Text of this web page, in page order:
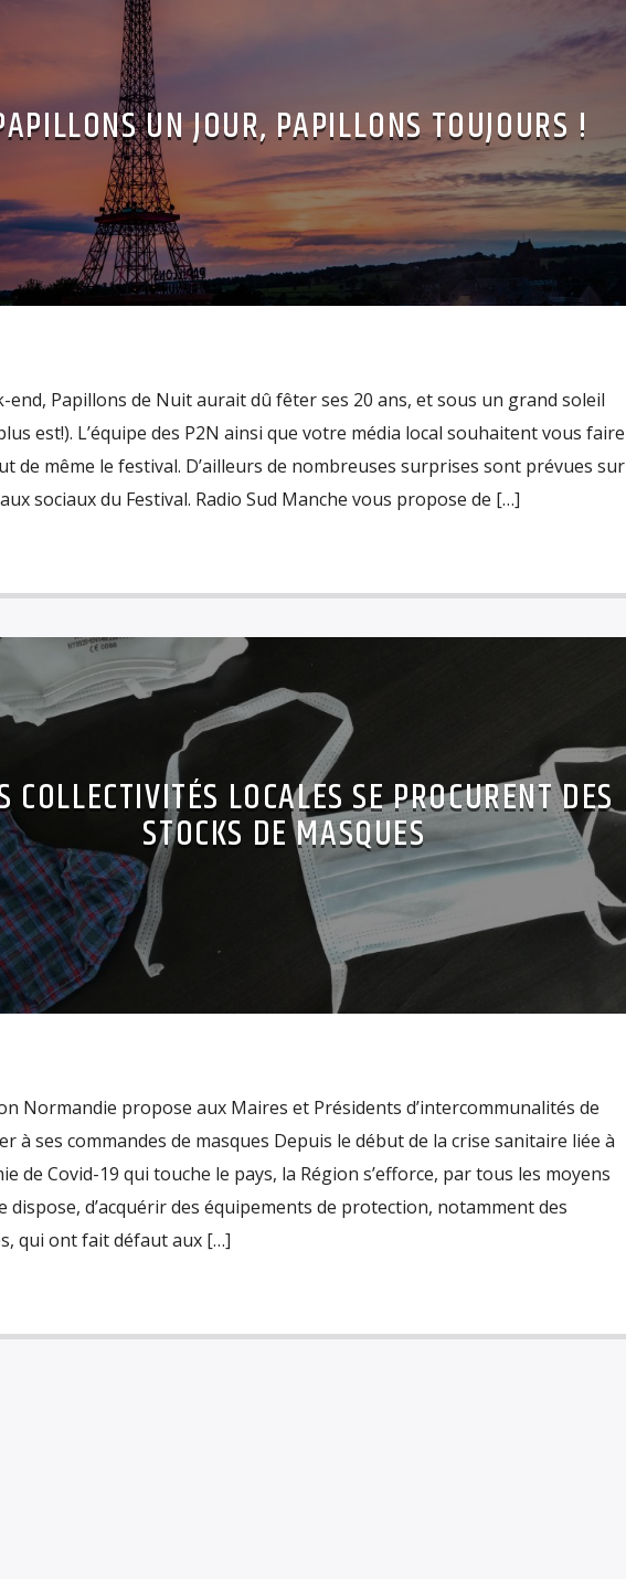
UN JOUR, PAPILLONS TOUJOURS !
end, Papillons de Nuit aurait dû fêter ses 20 ans, et sous un grand soleil
est!). L’équipe des P2N ainsi que votre média local souhaitent vous faire
de même le festival. D’ailleurs de nombreuses surprises sont prévues sur
sociaux du Festival. Radio Sud Manche vous propose de […]
COLLECTIVITÉS LOCALES SE PROCURENT DES
STOCKS DE MASQUES
Normandie propose aux Maires et Présidents d’intercommunalités de
à ses commandes de masques Depuis le début de la crise sanitaire liée à
de Covid-19 qui touche le pays, la Région s’efforce, par tous les moyens
dispose, d’acquérir des équipements de protection, notamment des
qui ont fait défaut aux […]